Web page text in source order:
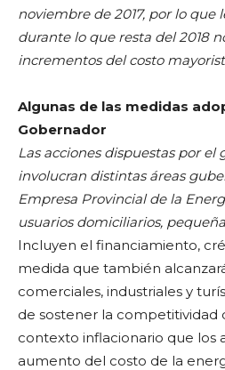
noviembre de 2017, por lo que
durante lo que resta del 2018
incrementos del costo
Algunas de las medidas
Gobernador
Las acciones dispuestas por el
involucran distintas áreas
Empresa Provincial de la
usuarios domiciliarios,
Incluyen el financiamiento,
medida que también
comerciales, industriales y
de sostener la competitividad
contexto inflacionario que los
aumento del costo de la